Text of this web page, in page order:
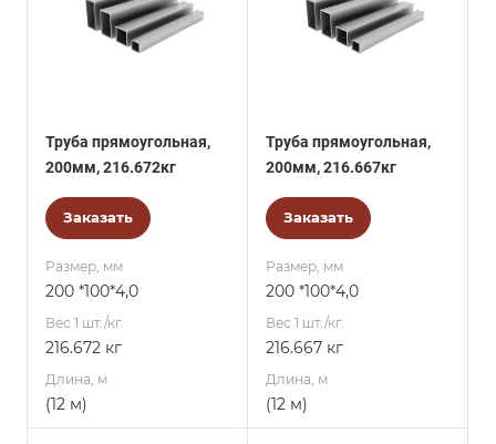
Труба прямоугольная,
200мм, 216.672кг
Заказать
Размер, мм
200 *100*4,0
Вес 1 шт./кг.
216.672 кг
Длина, м
(12 м)
Труба прямоугольная,
200мм, 216.667кг
Заказать
Размер, мм
200 *100*4,0
Вес 1 шт./кг.
216.667 кг
Длина, м
(12 м)